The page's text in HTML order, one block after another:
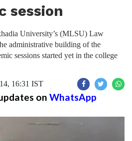
session
University’s (MLSU) Law
administrative building of the
sessions started yet in the college
16:31 IST
on WhatsApp